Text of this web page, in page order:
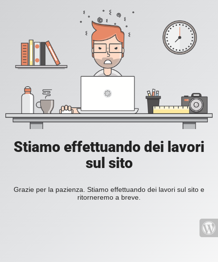
Stiamo effettuando dei lavori
sul sito
Grazie per la pazienza. Stiamo effettuando dei lavori sul sito e
ritorneremo a breve.